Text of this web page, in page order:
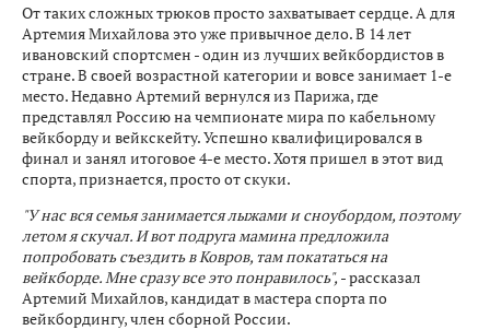
От таких сложных трюков просто захватывает сердце. А для
Артемия Михайлова это уже привычное дело. В 14 лет
ивановский спортсмен - один из лучших вейкбордистов в
стране. В своей возрастной категории и вовсе занимает 1-е
место. Недавно Артемий вернулся из Парижа, где
представлял Россию на чемпионате мира по кабельному
вейкборду и вейкскейту. Успешно квалифицировался в
финал и занял итоговое 4-е место. Хотя пришел в этот вид
спорта, признается, просто от скуки.
"У нас вся семья занимается лыжами и сноубордом, поэтому
летом я скучал. И вот подруга мамина предложила
попробовать съездить в Ковров, там покататься на
вейкборде. Мне сразу все это понравилось", - рассказал
Артемий Михайлов, кандидат в мастера спорта по
вейкбордингу, член сборной России.